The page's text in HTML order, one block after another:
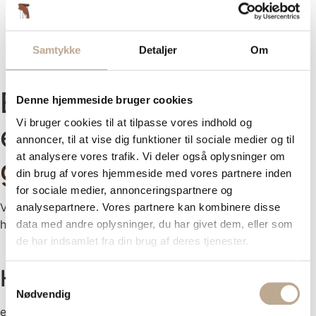
Samtykke Detaljer Om
Denne hjemmeside bruger cookies
Vi bruger cookies til at tilpasse vores indhold og
annoncer, til at vise dig funktioner til sociale medier og til
at analysere vores trafik. Vi deler også oplysninger om
din brug af vores hjemmeside med vores partnere inden
for sociale medier, annonceringspartnere og
analysepartnere. Vores partnere kan kombinere disse
data med andre oplysninger, du har givet dem, eller som
de har indsamlet fra din brug af deres tjenester.
Samtykkevalg
Nødvendig
En af Danmarks mest
eftertragtede
gelændersnedkere
Vi laver gelændere specielt fremstillet til din trappe –
hvad end du er privatkunde eller virksomhed.
Hos Gelændersnedkeren
er vi specialister i at fremstille, renovere og forlænge